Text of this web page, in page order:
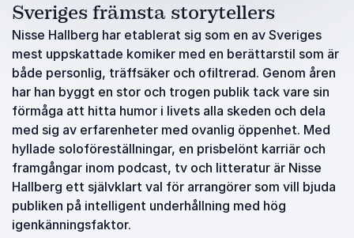
Sveriges främsta storytellers
Nisse Hallberg har etablerat sig som en av Sveriges
mest uppskattade komiker med en berättarstil som är
både personlig, träffsäker och ofiltrerad. Genom åren
har han byggt en stor och trogen publik tack vare sin
förmåga att hitta humor i livets alla skeden och dela
med sig av erfarenheter med ovanlig öppenhet. Med
hyllade soloföreställningar, en prisbelönt karriär och
framgångar inom podcast, tv och litteratur är Nisse
Hallberg ett självklart val för arrangörer som vill bjuda
publiken på intelligent underhållning med hög
igenkänningsfaktor.